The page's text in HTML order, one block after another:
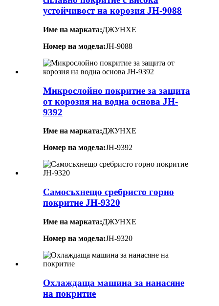
устойчивост на корозия JH-9088
Име на марката:ДЖУНХЕ
Номер на модела:JH-9088
Микрослойно покритие за защита
от корозия на водна основа JH-
9392
Име на марката:ДЖУНХЕ
Номер на модела:JH-9392
Самосъхнещо сребристо горно
покритие JH-9320
Име на марката:ДЖУНХЕ
Номер на модела:JH-9320
Охлаждаща машина за нанасяне
на покритие